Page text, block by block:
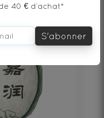
40 € d’achat*
S'abonner